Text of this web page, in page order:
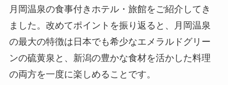
月岡温泉の食事付きホテル・旅館をご紹介してき
ました。改めてポイントを振り返ると、月岡温泉
の最大の特徴は日本でも希少なエメラルドグリー
ンの硫黄泉と、新潟の豊かな食材を活かした料理
の両方を一度に楽しめることです。